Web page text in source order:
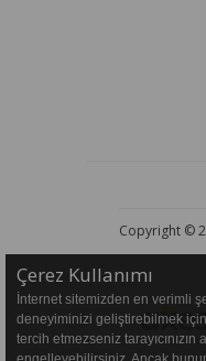
Copyright ©
Çerez Kullanımı
İnternet sitemizden en verimli
deneyiminizi geliştirebilmek için
tercih etmezseniz